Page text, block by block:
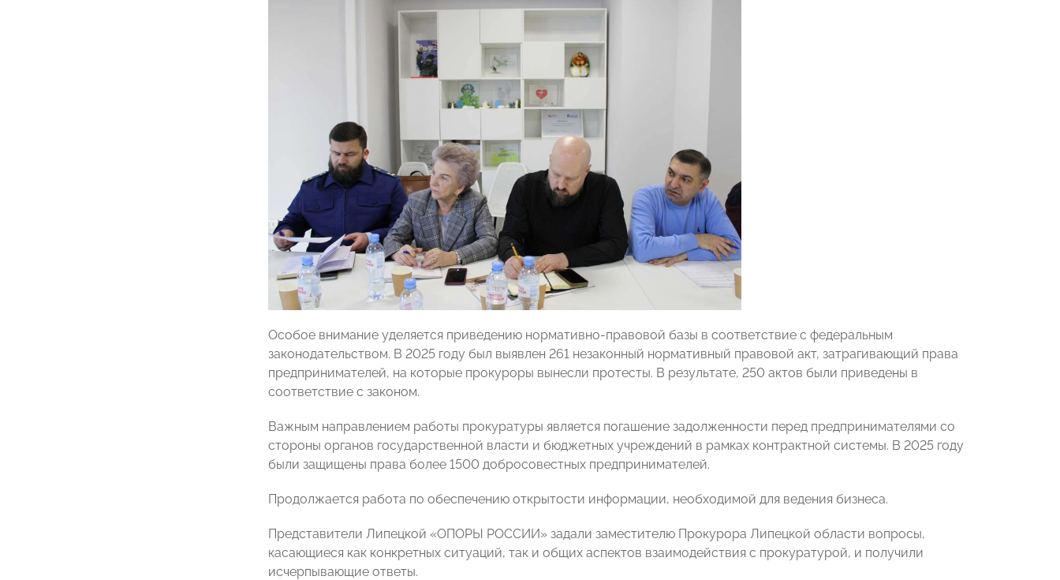
Особое внимание уделяется приведению нормативно-правовой базы в соответствие с федеральным
законодательством. В 2025 году был выявлен 261 незаконный нормативный правовой акт, затрагивающий права
предпринимателей, на которые прокуроры вынесли протесты. В результате, 250 актов были приведены в
соответствие с законом.
Важным направлением работы прокуратуры является погашение задолженности перед предпринимателями со
стороны органов государственной власти и бюджетных учреждений в рамках контрактной системы. В 2025 году
были защищены права более 1500 добросовестных предпринимателей.
Продолжается работа по обеспечению открытости информации, необходимой для ведения бизнеса.
Представители Липецкой «ОПОРЫ РОССИИ» задали заместителю Прокурора Липецкой области вопросы,
касающиеся как конкретных ситуаций, так и общих аспектов взаимодействия с прокуратурой, и получили
исчерпывающие ответы.